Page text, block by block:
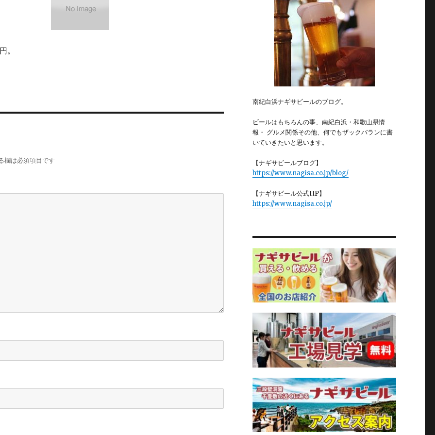
。
欄は必須項目です
南紀白浜ナギサビールのブログ。
ビールはもちろんの事、南紀白浜・和歌山県情
報・ グルメ関係その他、何でもザックバランに書
いていきたいと思います。
【ナギサビールブログ】
https://www.nagisa.co.jp/blog/
【ナギサビール公式HP】
https://www.nagisa.co.jp/